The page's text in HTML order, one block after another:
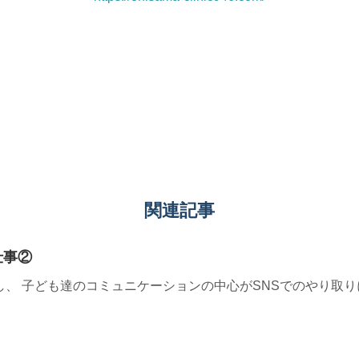
関連記事
事②
子ども達のコミュニケーションの中心がSNSでのやり取